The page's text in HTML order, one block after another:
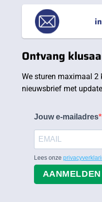
Ontvang
We sturen maximaal 2
nieuwsbrief met
Jouw e-mailadres
Lees onze
AANMELDEN